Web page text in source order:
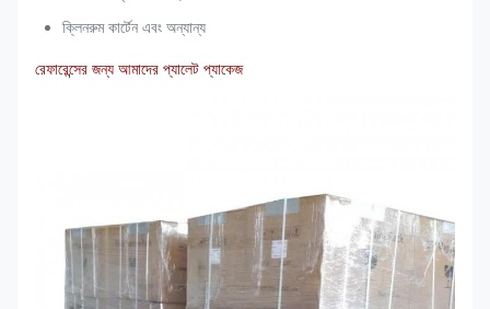
ক্লিনরুম কার্টেন এবং অন্যান্য
রেফারেন্সের জন্য আমাদের প্যালেট প্যাকেজ